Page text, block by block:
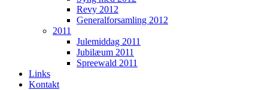
Revy 2012
Generalforsamling 2012
2011
Julemiddag 2011
Jubilæum 2011
Spreewald 2011
Links
Kontakt